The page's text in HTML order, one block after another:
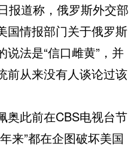
道称，俄罗斯外交部
国情报部门关于俄罗斯
法是“信口雌黄”，并
前从来没有人谈论过该
此前在CBS电视台节
来”都在企图破坏美国